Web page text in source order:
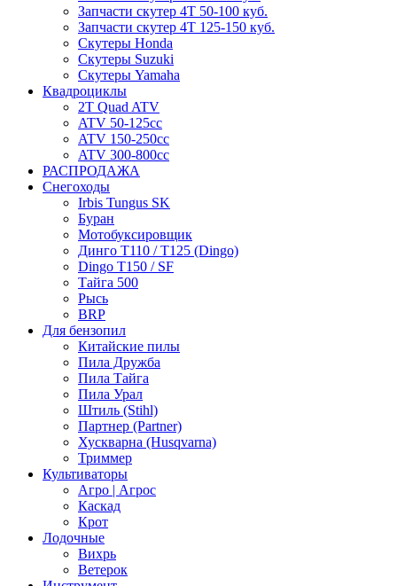
Запчасти скутер 4Т 50-100 куб.
Запчасти скутер 4Т 125-150 куб.
Скутеры Honda
Скутеры Suzuki
Скутеры Yamaha
Квадроциклы
2T Quad ATV
ATV 50-125cc
ATV 150-250cc
ATV 300-800cc
РАСПРОДАЖА
Снегоходы
Irbis Tungus SK
Буран
Мотобуксировщик
Динго T110 / T125 (Dingo)
Dingo T150 / SF
Тайга 500
Рысь
BRP
Для бензопил
Китайские пилы
Пила Дружба
Пила Тайга
Пила Урал
Штиль (Stihl)
Партнер (Partner)
Хускварна (Husqvarna)
Триммер
Культиваторы
Агро | Агрос
Каскад
Крот
Лодочные
Вихрь
Ветерок